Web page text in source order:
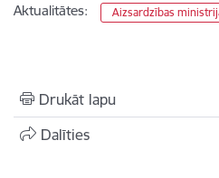
Aktualitātes: Aizsardzības
Drukāt lapu
Dalīties